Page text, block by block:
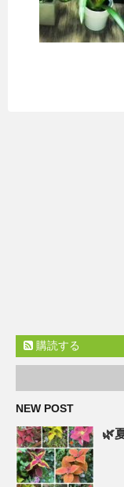
購読する
NEW POST
🌿